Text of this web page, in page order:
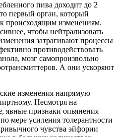
пива доходит до 2
первый орган, который
происходящим изменениям.
чтобы нейтрализовать
затрагивают процессы
противодействовать
мозг самопроизвольно
А они ускоряют
изменения напрямую
Несмотря на
явные признаки опьянения
мере усиления толерантности
чувства эйфории